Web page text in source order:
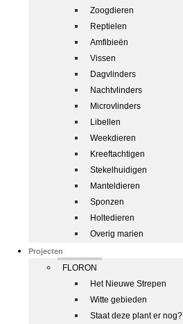
Zoogdieren
Reptielen
Amfibieën
Vissen
Dagvlinders
Nachtvlinders
Microvlinders
Libellen
Weekdieren
Kreeftachtigen
Stekelhuidigen
Manteldieren
Sponzen
Holtedieren
Overig marien
Projecten
FLORON
Het Nieuwe Strepen
Witte gebieden
Staat deze plant er nog?